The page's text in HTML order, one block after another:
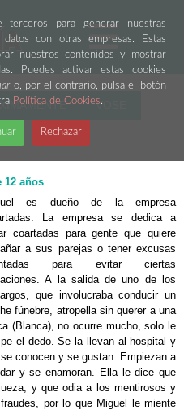
terceros para generar nuestras
con otras empresas. Estas
nuestros contenidos y mostrar
Puedes activar estas cookies
o, por el contrario, pulsa el botón
Política de Cookies.
Rechazar
VOSE
12 años
es dueño de la empresa
La empresa se dedica a
coartadas para gente que quiere
a sus parejas o tener excusas
para evitar ciertas
A la salida de uno de los
que involucraba conducir un
fúnebre, atropella sin querer a una
(Blanca), no ocurre mucho, solo le
el dedo. Se la llevan al hospital y
conocen y se gustan. Empiezan a
y se enamoran. Ella le dice que
y que odia a los mentirosos y
fraudes, por lo que Miguel le miente